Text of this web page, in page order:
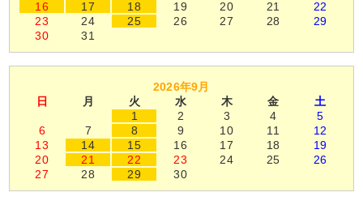
16
17 18 19 20 21
22
23
24 25 26 27 28
29
30
31
2026年9月
日
月 火 水 木 金
土
1
2 3 4
5
6
7 8 9 10 11
12
13
14 15 16 17 18
19
20
21 22 23 24 25
26
27
28 29 30